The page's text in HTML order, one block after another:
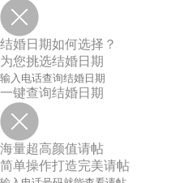
结婚日期如何选择？
为您挑选结婚日期
一键查询结婚日期
海量超高颜值请帖
简单操作打造完美请帖